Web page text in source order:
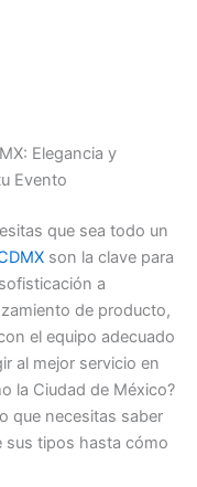
Elegancia y
Evento
que sea todo un
son la clave para
a
de producto,
el equipo adecuado
al mejor servicio en
la Ciudad de México?
que necesitas saber
sus tipos hasta cómo